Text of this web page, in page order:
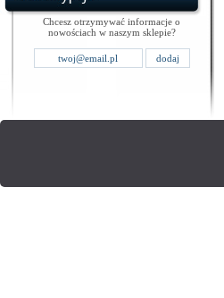
Chcesz otrzymywać informacje o
nowościach w naszym sklepie?